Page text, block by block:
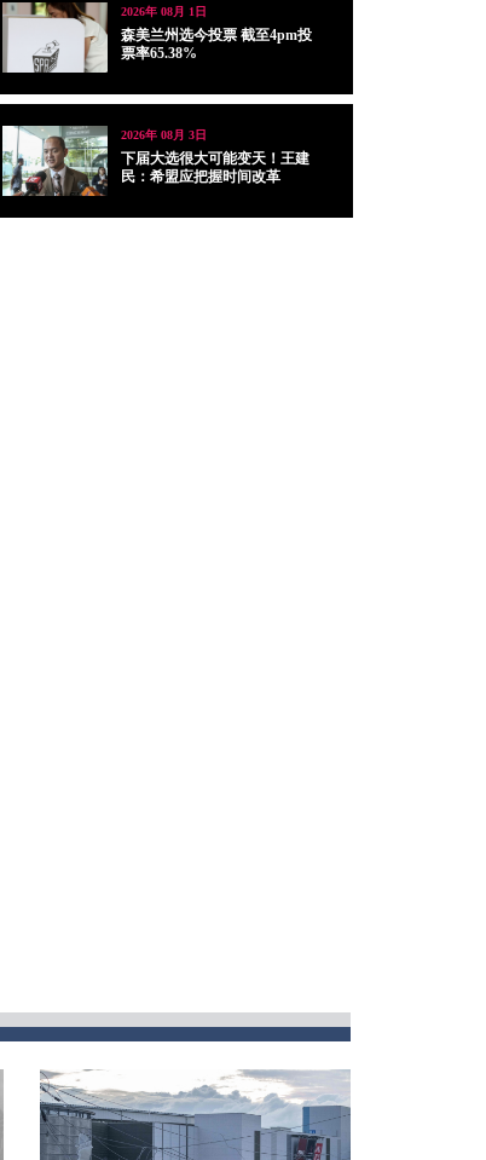
2026年 08月 1日
森美兰州选今投票 截至4pm投
票率65.38%
2026年 08月 3日
下届大选很大可能变天！王建
民：希盟应把握时间改革